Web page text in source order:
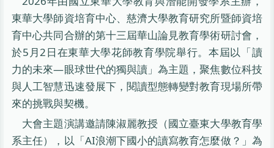
東華大學師資培育中心、慈濟大學教育研究所暨師資培
育中心共同合辦的第十三屆華山論見教育學術研討會，
於5月2日在東華大學花師教育學院舉行。本屆以「讀
力的未來—眼球世代的獨與讀」為主題，聚焦數位科技
與人工智慧迅速發展下，閱讀型態轉變對教育現場所帶
來的挑戰與契機。
大會主題演講邀請陳淑麗教授（國立臺東大學教育學
系主任），以「AI浪潮下國小的讀寫教育怎麼做？」為